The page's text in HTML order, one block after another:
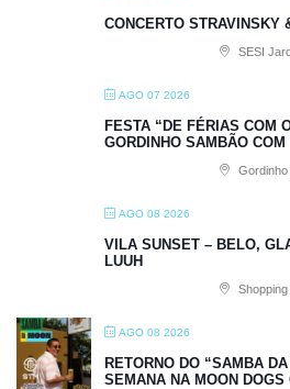
CONCERTO STRAVINSKY
SESI
AGO 07 2026
FESTA “DE FÉRIAS COM
GORDINHO SAMBÃO
AGO 08 2026
VILA SUNSET – BELO,
LUUH
Shopping
AGO 08 2026
RETORNO DO “SAMBA
SEMANA NA MOON DOGS